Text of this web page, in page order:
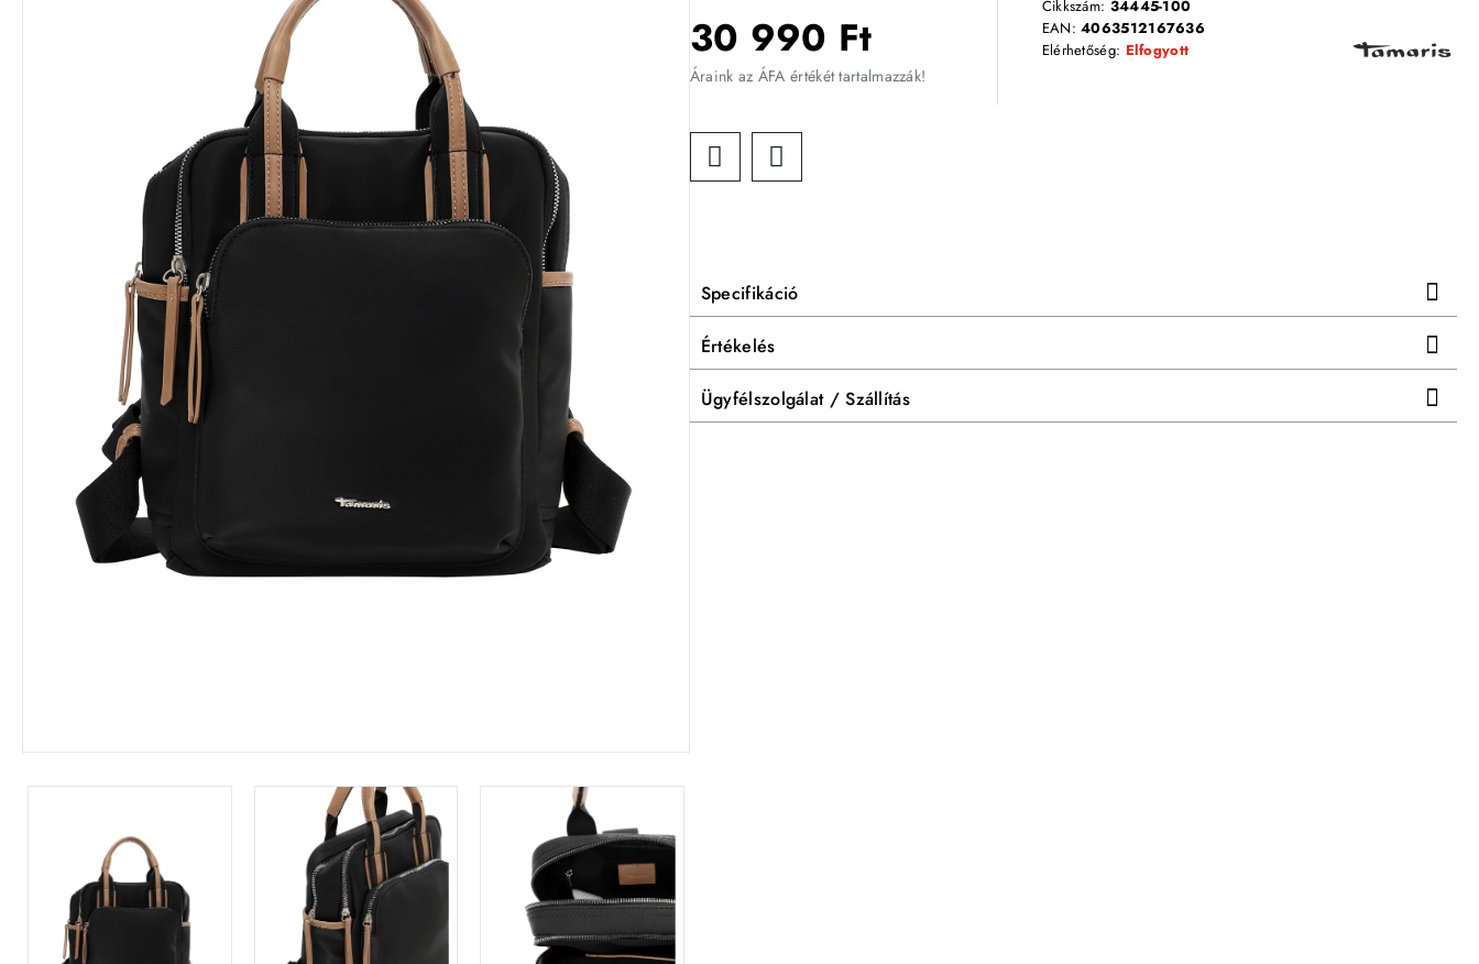
30 990 Ft
Áraink az ÁFA értékét tartalmazzák!
Cikkszám: 34445-100
EAN:4063512167636
Elérhetőség: Elfogyott
Specifikáció
Értékelés
Ügyfélszolgálat / Szállítás